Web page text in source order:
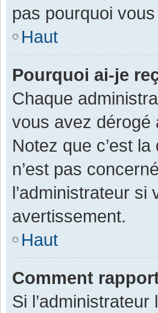
pas pourquoi
Haut
Pourquoi ai-je
Chaque
vous avez dérogé
Notez que c’est
n’est pas
l’administrateur
avertissement.
Haut
Comment
Si